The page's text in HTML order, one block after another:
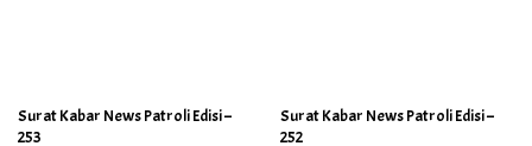
Surat Kabar News Patroli Edisi –
253
Surat Kabar News Patroli Edisi –
252